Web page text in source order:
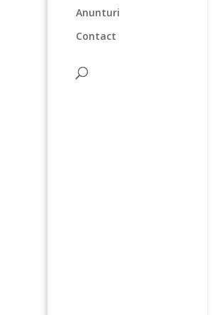
Anunturi
Contact